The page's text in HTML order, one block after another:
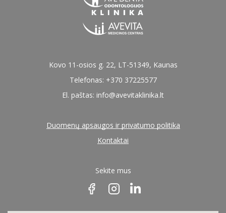
Kovo 11-osios g. 22, LT-51349, Kaunas
Telefonas: +370 37225577
El. paštas: info@avevitaklinika.lt
Duomenų apsaugos ir privatumo politika
Kontaktai
Sekite mus